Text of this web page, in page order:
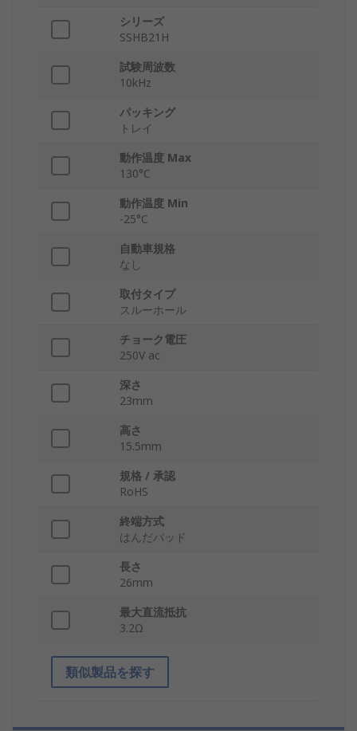
シリーズ
SSHB21H
試験周波数
10kHz
パッキング
トレイ
動作温度 Max
130°C
動作温度 Min
-25°C
自動車規格
なし
取付タイプ
スルーホール
チョーク電圧
250V ac
深さ
23mm
高さ
15.5mm
規格 / 承認
RoHS
終端方式
はんだパッド
長さ
26mm
最大直流抵抗
3.2Ω
類似製品を探す